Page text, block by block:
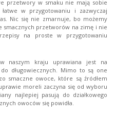
przetwory w smaku nie mają sobie
w przygotowaniu i zazwyczaj
Nic się nie zmarnuje, bo możemy
smacznych przetworów na zimę i nie
na proste w przygotowaniu
naszym kraju uprawiana jest na
długowiecznych. Mimo to są one
smaczne owoce, które są źródłem
moreli zaczyna się od wyboru
najlepiej pasują do działkowego
owoców się powidła.